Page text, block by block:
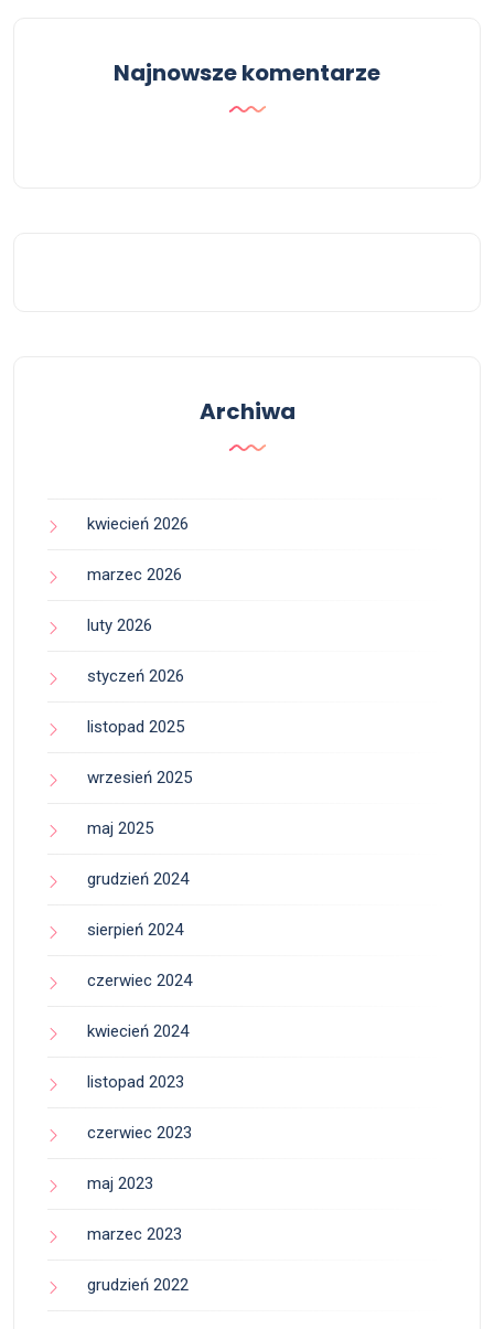
Najnowsze komentarze
Archiwa
kwiecień 2026
marzec 2026
luty 2026
styczeń 2026
listopad 2025
wrzesień 2025
maj 2025
grudzień 2024
sierpień 2024
czerwiec 2024
kwiecień 2024
listopad 2023
czerwiec 2023
maj 2023
marzec 2023
grudzień 2022